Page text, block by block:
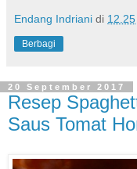
Endang Indriani di 12.25
Berbagi
20 September 2017
Resep
Saus Tomat